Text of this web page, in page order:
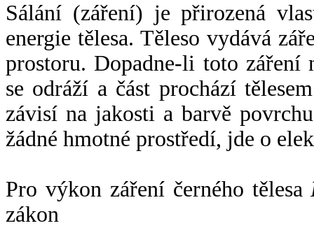
Sálání (záření) je přirozená
energie tělesa. Těleso vydává
prostoru. Dopadne-li toto záření
se odráží a část prochází
závisí na jakosti a barvě
žádné hmotné prostředí, jde o
Pro výkon záření černého tělesa
zákon